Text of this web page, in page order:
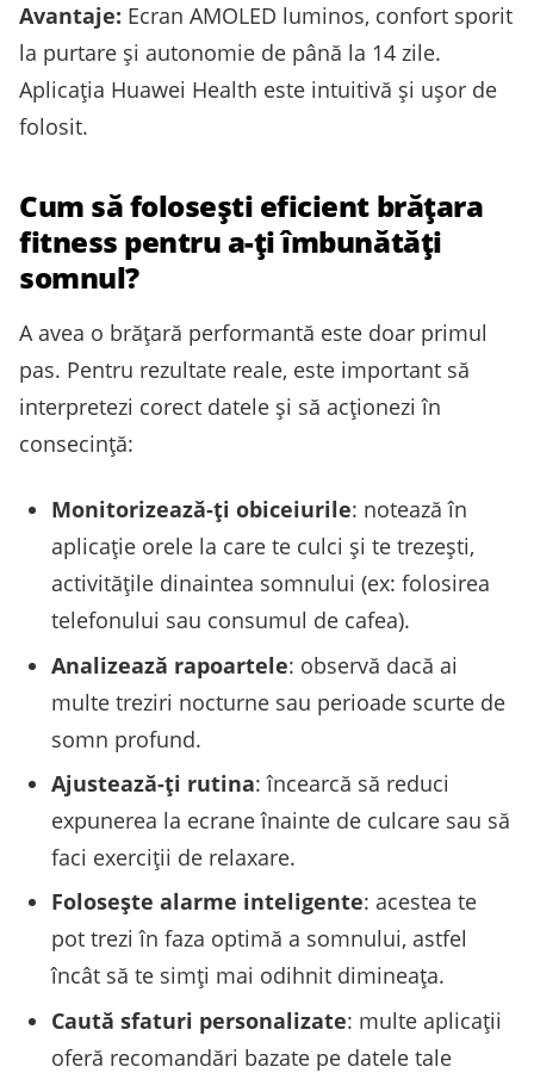
Avantaje: Ecran AMOLED luminos, confort sporit
la purtare și autonomie de până la 14 zile.
Aplicația Huawei Health este intuitivă și ușor de
folosit.
Cum să folosești eficient brățara
fitness pentru a-ți îmbunătăți
somnul?
A avea o brățară performantă este doar primul
pas. Pentru rezultate reale, este important să
interpretezi corect datele și să acționezi în
consecință:
Monitorizează-ți obiceiurile: notează în
aplicație orele la care te culci și te trezești,
activitățile dinaintea somnului (ex: folosirea
telefonului sau consumul de cafea).
Analizează rapoartele: observă dacă ai
multe treziri nocturne sau perioade scurte de
somn profund.
Ajustează-ți rutina: încearcă să reduci
expunerea la ecrane înainte de culcare sau să
faci exerciții de relaxare.
Folosește alarme inteligente: acestea te
pot trezi în faza optimă a somnului, astfel
încât să te simți mai odihnit dimineața.
Caută sfaturi personalizate: multe aplicații
oferă recomandări bazate pe datele tale